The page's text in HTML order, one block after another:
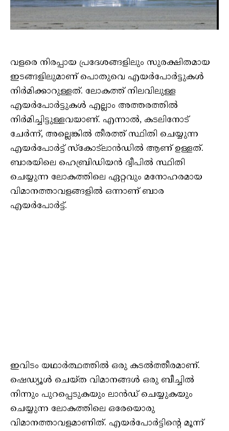
വളരെ നിരപ്പായ പ്രദേശങ്ങളിലും സുരക്ഷിതമായ
ഇടങ്ങളിലുമാണ് പൊതുവെ എയർപോർട്ടുകൾ
നിർമിക്കാറുള്ളത്. ലോകത്ത് നിലവിലുള്ള
എയർപോർട്ടുകൾ എല്ലാം അത്തരത്തിൽ
നിർമിച്ചിട്ടുള്ളവയാണ്. എന്നാൽ, കടലിനോട്
ചേർന്ന്, അല്ലെങ്കിൽ തീരത്ത് സ്ഥിതി ചെയ്യുന്ന
എയർപോർട്ട് സ്‌കോട്ലാൻഡിൽ ആണ് ഉള്ളത്.
ബാരയിലെ ഹെബ്രിഡിയൻ ദ്വീപിൽ സ്ഥിതി
ചെയ്യുന്ന ലോകത്തിലെ ഏറ്റവും മനോഹരമായ
വിമാനത്താവളങ്ങളിൽ ഒന്നാണ് ബാര
എയർപോർട്ട്.
ഇവിടം യഥാർത്ഥത്തിൽ ഒരു കടൽത്തീരമാണ്.
ഷെഡ്യൂൾ ചെയ്ത വിമാനങ്ങൾ ഒരു ബീച്ചിൽ
നിന്നും പുറപ്പെടുകയും ലാൻഡ് ചെയ്യുകയും
ചെയ്യുന്ന ലോകത്തിലെ ഒരേയൊരു
വിമാനത്താവളമാണിത്. എയർപോർട്ടിന്റെ മൂന്ന്